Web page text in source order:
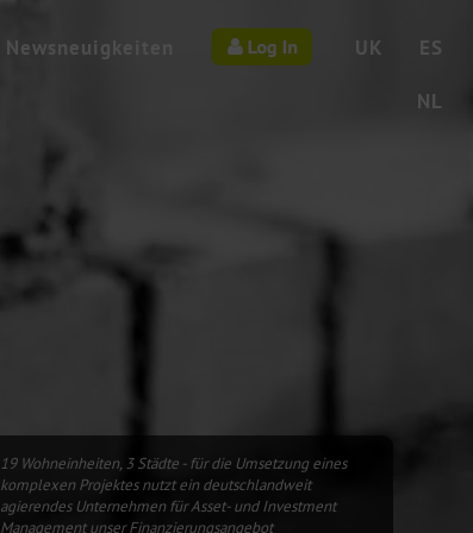
Newsneuigkeiten Log in UK ES
NL
19 Wohneinheiten, 3 Städte - für die Umsetzung eines
komplexen Projektes nutzt ein deutschlandweit
agierendes Unternehmen für Asset- und Investment
Management unser Finanzierungsangebot